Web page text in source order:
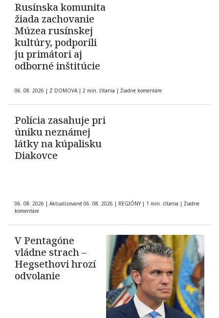
Rusínska komunita
žiada zachovanie
Múzea rusínskej
kultúry, podporili
ju primátori aj
odborné inštitúcie
06. 08. 2026 | Z DOMOVA | 2 min. čítania | Žiadne komentáre
Polícia zasahuje pri
úniku neznámej
látky na kúpalisku
Diakovce
06. 08. 2026 | Aktualizované 06. 08. 2026 | REGIÓNY | 1 min. čítania | Žiadne
komentáre
V Pentagóne
vládne strach –
Hegsethovi hrozí
odvolanie